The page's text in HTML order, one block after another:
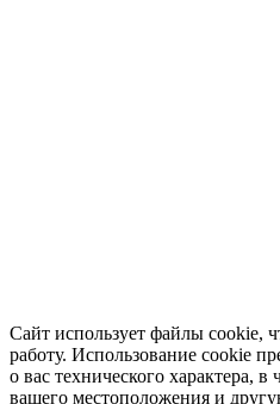
Сайт использует файлы cookie,
работу. Использование cookie
о вас технического характера, в
вашего местоположения и